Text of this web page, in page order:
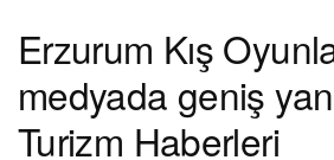
Erzurum Kış
medyada geniş
Turizm Haberleri